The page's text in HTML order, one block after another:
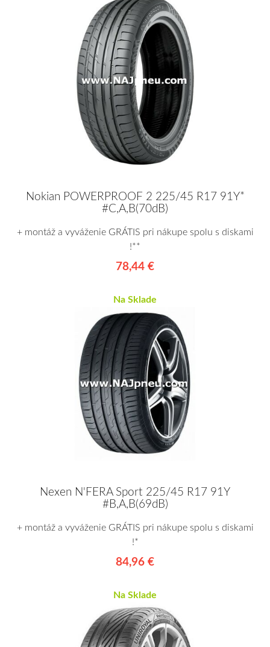
Nokian POWERPROOF 2 225/45 R17 91Y*
#C,A,B(70dB)
+ montáž a vyváženie GRÁTIS pri nákupe spolu s diskami
!**
78,44 €
Na Sklade
Nexen N'FERA Sport 225/45 R17 91Y
#B,A,B(69dB)
+ montáž a vyváženie GRÁTIS pri nákupe spolu s diskami
!*
84,96 €
Na Sklade